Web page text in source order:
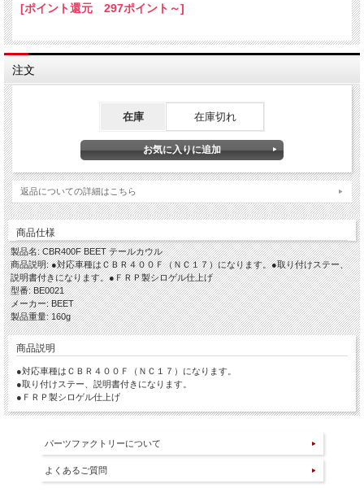
[ポイント還元 297ポイント～]
注文
在庫 在庫切れ
返品についての詳細はこちら
商品仕様
製品名: CBR400F BEET テールカウル
商品説明: ●対応車種はＣＢＲ４００Ｆ（ＮＣ１７）になります。●取り付けステー、
説明書付きになります。●ＦＲＰ製シロゲル仕上げ
型番: BE0021
メーカー: BEET
製品重量: 160g
商品説明
●対応車種はＣＢＲ４００Ｆ（ＮＣ１７）になります。
●取り付けステー、説明書付きになります。
●ＦＲＰ製シロゲル仕上げ
パーツファクトリーについて
よくあるご質問